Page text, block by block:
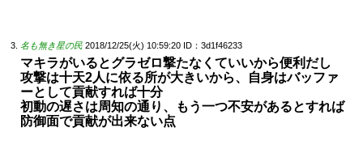
名も無き星の民 2018/12/25(火) 10:59:20 ID：3d1f46233
マキラがいるとグラゼロ撃たなくていいから便利だし
攻撃は十天2人に依る所が大きいから、自身はバッファ
ーとして貢献すれば十分
初動の遅さは周知の通り、もう一つ不安があるとすれば
防御面で貢献が出来ない点